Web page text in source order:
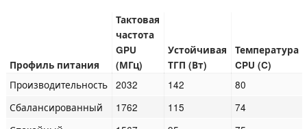
Профиль питания
Тактовая
частота
GPU
(МГц)
Устойчивая
ТГП (Вт)
Температура
CPU (C)
Производительность 2032 142
80
Сбалансированный
1762 115
74